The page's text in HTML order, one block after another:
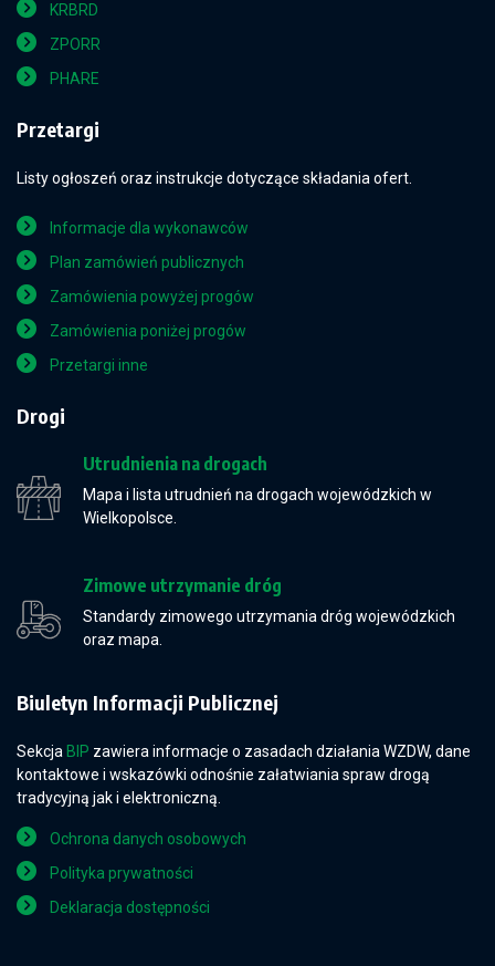
KRBRD
ZPORR
PHARE
Przetargi
Listy ogłoszeń oraz instrukcje dotyczące składania ofert.
Informacje dla wykonawców
Plan zamówień publicznych
Zamówienia powyżej progów
Zamówienia poniżej progów
Przetargi inne
Drogi
Utrudnienia na drogach
Mapa i lista utrudnień na drogach wojewódzkich w
Wielkopolsce.
Zimowe utrzymanie dróg
Standardy zimowego utrzymania dróg wojewódzkich
oraz mapa.
Biuletyn Informacji Publicznej
Sekcja BIP zawiera informacje o zasadach działania WZDW, dane
kontaktowe i wskazówki odnośnie załatwiania spraw drogą
tradycyjną jak i elektroniczną.
Ochrona danych osobowych
Polityka prywatności
Deklaracja dostępności